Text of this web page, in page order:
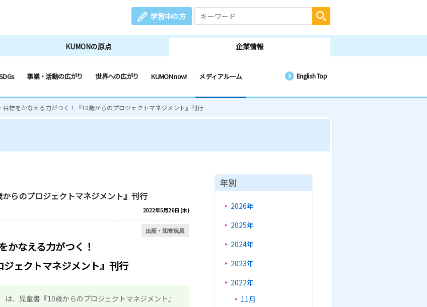
学習中の方
KUMONの原点 企業情報
事業・活動の広がり 世界への広がり KUMON now! メディアルーム English Top
目標をかなえる力がつく！『10歳からのプロジェクトマネジメント』刊行
らのプロジェクトマネジメント』刊行
2022年5月26日 (木)
出版・知育玩具
かなえる力がつく！
ジェクトマネジメント』刊行
、児童書『10歳からのプロジェクトマネジメント』
年別
2026年
2025年
2024年
2023年
2022年
11月